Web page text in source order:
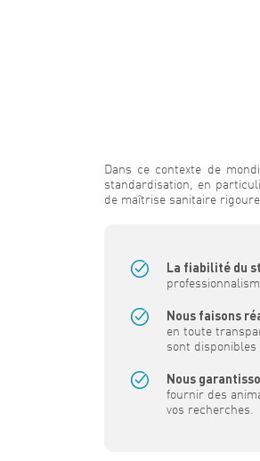
Dans ce contexte de
standardisation, en
de maîtrise sanitaire
La fiabilité du
Nous faisons
en toute
sont
Nous
fournir des
vos recherches.